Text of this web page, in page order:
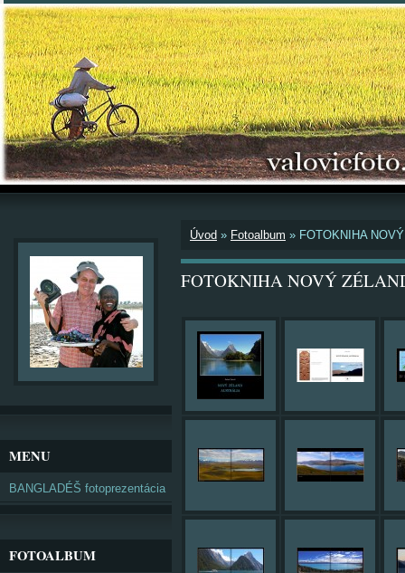
Úvod » Fotoalbum » FOTOKNIHA
FOTOKNIHA NOVÝ
MENU
BANGLADÉŠ fotoprezentácia
FOTOALBUM